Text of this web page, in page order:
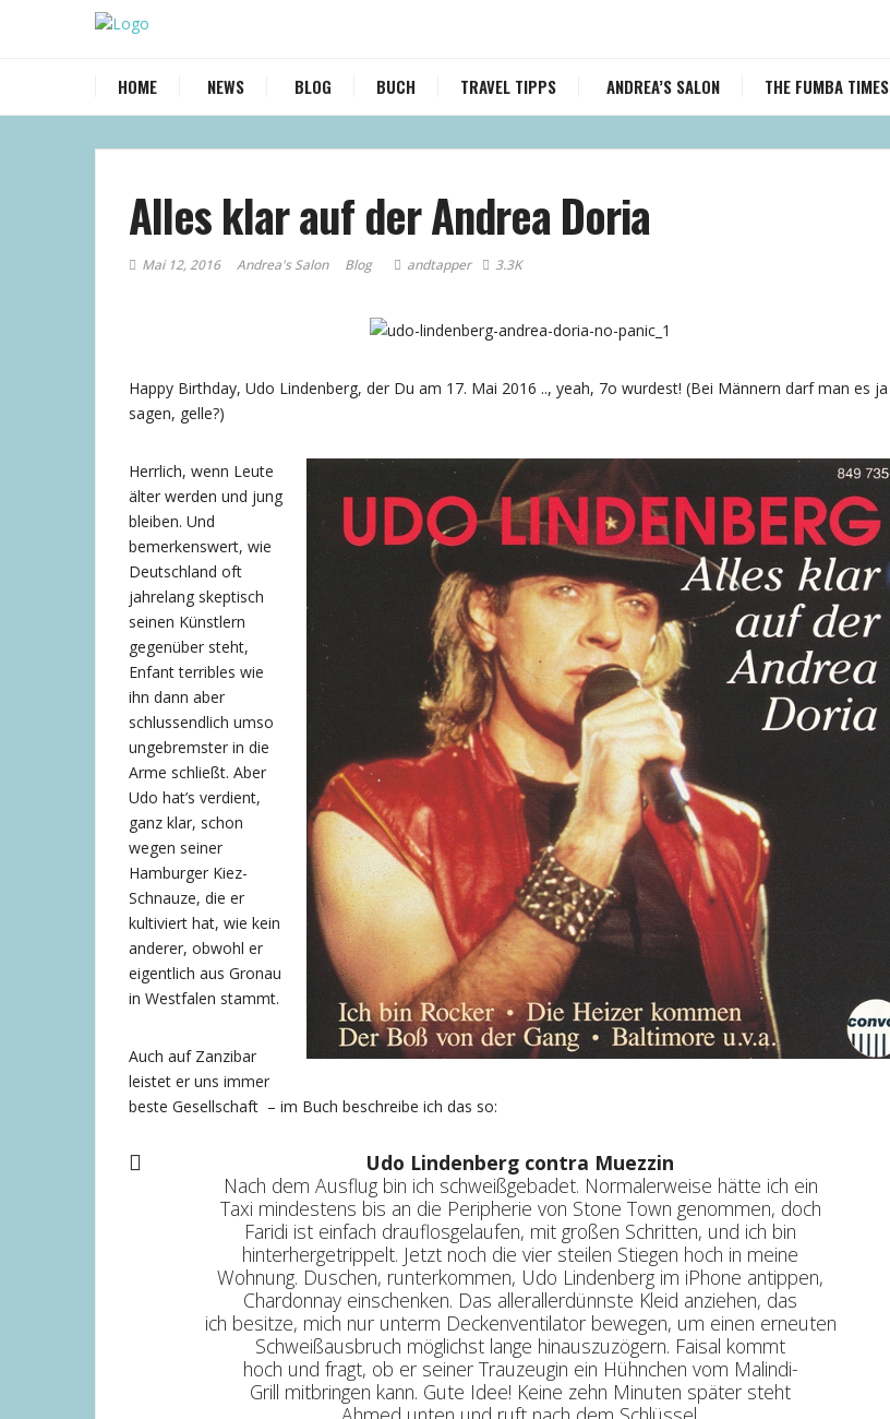
HOME NEWS BLOG BUCH TRAVEL TIPPS ANDREA’S SALON THE FUMBA TIMES
Alles klar auf der Andrea Doria
Mai 12, 2016 Andrea's Salon Blog andtapper 3.3K
Happy Birthday, Udo Lindenberg, der Du am 17. Mai 2016 .., yeah, 7o wurdest! (Bei Männern darf man es ja
sagen, gelle?)
Herrlich, wenn Leute
älter werden und jung
bleiben. Und
bemerkenswert, wie
Deutschland oft
jahrelang skeptisch
seinen Künstlern
gegenüber steht,
Enfant terribles wie
ihn dann aber
schlussendlich umso
ungebremster in die
Arme schließt. Aber
Udo hat’s verdient,
ganz klar, schon
wegen seiner
Hamburger Kiez-
Schnauze, die er
kultiviert hat, wie kein
anderer, obwohl er
eigentlich aus Gronau
in Westfalen stammt.
Auch auf Zanzibar
leistet er uns immer
beste Gesellschaft – im Buch beschreibe ich das so:
Udo Lindenberg contra Muezzin
Nach dem Ausflug bin ich schweißgebadet. Normalerweise hätte ich ein
Taxi mindestens bis an die Peripherie von Stone Town genommen, doch
Faridi ist einfach drauflosgelaufen, mit großen Schritten, und ich bin
hinterhergetrippelt. Jetzt noch die vier steilen Stiegen hoch in meine
Wohnung. Duschen, runterkommen, Udo Lindenberg im iPhone antippen,
Chardonnay einschenken. Das allerallerdünnste Kleid anziehen, das
ich besitze, mich nur unterm Deckenventilator bewegen, um einen erneuten
Schweißausbruch möglichst lange hinauszuzögern. Faisal kommt
hoch und fragt, ob er seiner Trauzeugin ein Hühnchen vom Malindi-
Grill mitbringen kann. Gute Idee! Keine zehn Minuten später steht